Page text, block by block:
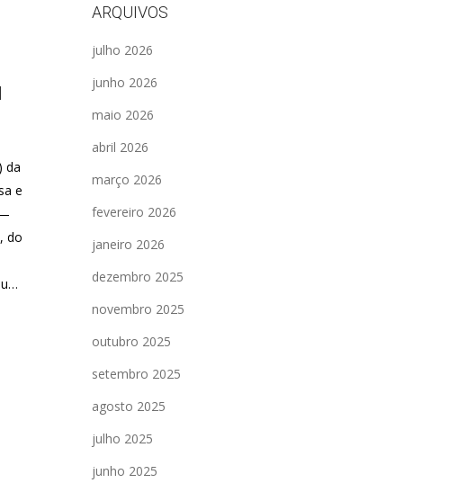
da
e
do
ARQUIVOS
julho 2026
junho 2026
maio 2026
abril 2026
março 2026
fevereiro 2026
janeiro 2026
dezembro 2025
novembro 2025
outubro 2025
setembro 2025
agosto 2025
julho 2025
junho 2025